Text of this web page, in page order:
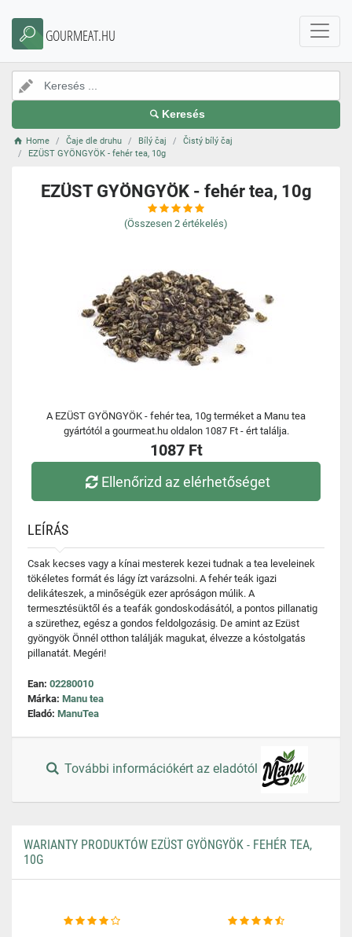
GOURMEAT.HU
Keresés
Home Čaje dle druhu Bílý čaj
Čistý bílý čaj
EZÜST GYÖNGYÖK - fehér tea, 10g
EZÜST GYÖNGYÖK - fehér tea, 10g
(Összesen 2 értékelés)
A EZÜST GYÖNGYÖK - fehér tea, 10g terméket a Manu tea
gyártótól a gourmeat.hu oldalon 1087 Ft - ért találja.
1087 Ft
Ellenőrizd az elérhetőséget
LEÍRÁS
Csak kecses vagy a kínai mesterek kezei tudnak a tea leveleinek
tökéletes formát és lágy ízt varázsolni. A fehér teák igazi
delikáteszek, a minőségük ezer apróságon múlik. A
termesztésüktől és a teafák gondoskodásától, a pontos pillanatig
a szürethez, egész a gondos feldolgozásig. De amint az Ezüst
gyöngyök Önnél otthon találják magukat, élvezze a kóstolgatás
pillanatát. Megéri!
Ean: 02280010
Márka: Manu tea
Eladó: ManuTea
További információkért az eladótól
WARIANTY PRODUKTÓW EZÜST GYÖNGYÖK - FEHÉR TEA,
10G